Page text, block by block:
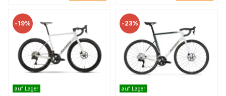
-19%
auf Lager
-23%
auf Lager